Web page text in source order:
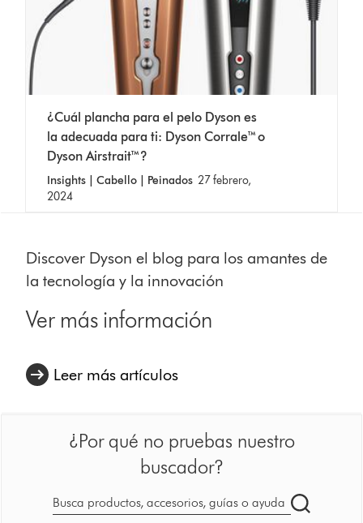
¿Cuál plancha para el pelo Dyson es
la adecuada para ti: Dyson Corrale™ o
Dyson Airstrait™?
Insights | Cabello | Peinados 27 febrero,
2024
Discover Dyson el blog para los amantes de
la tecnología y la innovación
Ver más información
Leer más artículos
¿Por qué no pruebas nuestro
buscador?
Buscar